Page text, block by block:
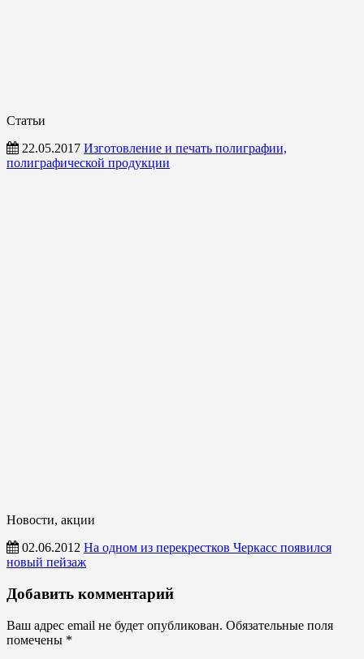
Статьи
22.05.2017 Изготовление и печать полиграфии,
полиграфической продукции
Новости, акции
02.06.2012 На одном из перекрестков Черкасс появился
новый пейзаж
Новости,
акции
Добавить комментарий
Ваш адрес email не будет опубликован. Обязательные поля
помечены *